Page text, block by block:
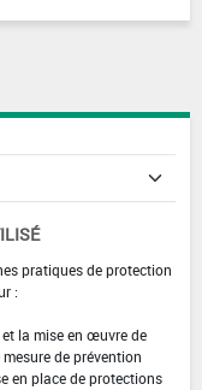
pratiques de protection
:
la mise en œuvre de
de prévention
en place de protections